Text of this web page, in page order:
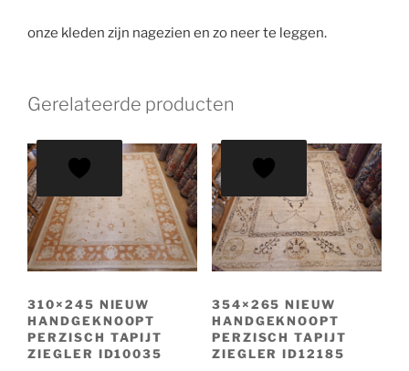
onze kleden zijn nagezien en zo neer te leggen.
Gerelateerde producten
310×245 NIEUW
HANDGEKNOOPT
PERZISCH TAPIJT
ZIEGLER ID10035
354×265 NIEUW
HANDGEKNOOPT
PERZISCH TAPIJT
ZIEGLER ID12185